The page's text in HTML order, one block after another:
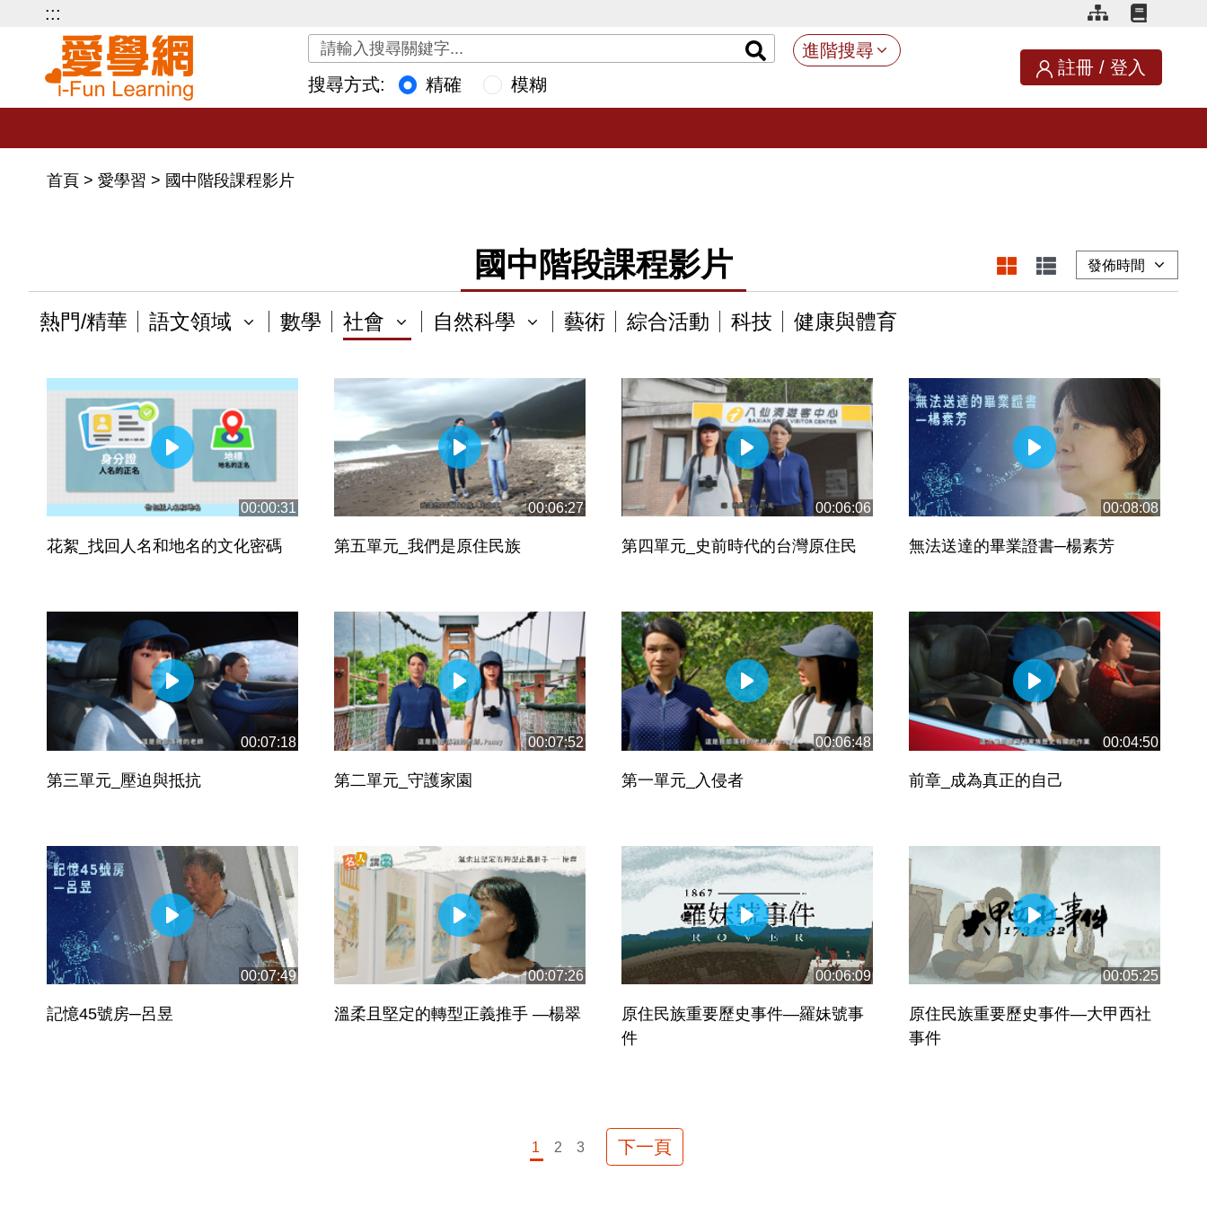
:::
關鍵字搜尋
進階搜尋
搜尋方式:
精確 模糊
註冊 / 登入
首頁 > 愛學習 > 國中階段課程影片
國中階段課程影片
熱門/精華 語文領域 數學 社會 自然科學 藝術 綜合活動 科技 健康與體育
00:00:31
花絮_找回人名和地名的文化密碼
00:06:27
第五單元_我們是原住民族
00:06:06
第四單元_史前時代的台灣原住民
00:08:08
無法送達的畢業證書─楊素芳
00:07:18
第三單元_壓迫與抵抗
00:07:52
第二單元_守護家園
00:06:48
第一單元_入侵者
00:04:50
前章_成為真正的自己
00:07:49
記憶45號房─呂昱
00:07:26
溫柔且堅定的轉型正義推手 —楊翠
00:06:09
原住民族重要歷史事件—羅妹號事
件
00:05:25
原住民族重要歷史事件—大甲西社
事件
1 2 3 下一頁